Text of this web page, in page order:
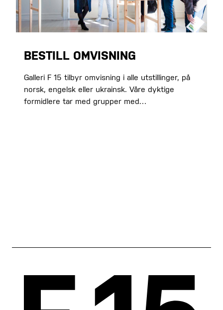
BESTILL OMVISNING
Galleri F 15 tilbyr omvisning i alle utstillinger, på
norsk, engelsk eller ukrainsk. Våre dyktige
formidlere tar med grupper med…